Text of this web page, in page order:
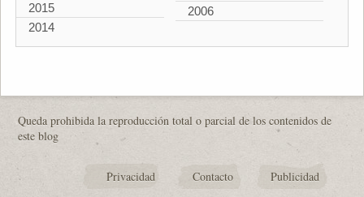
2015
2014
2006
Queda prohibida la reproducción total o parcial de los contenidos de
este blog
Privacidad Contacto Publicidad